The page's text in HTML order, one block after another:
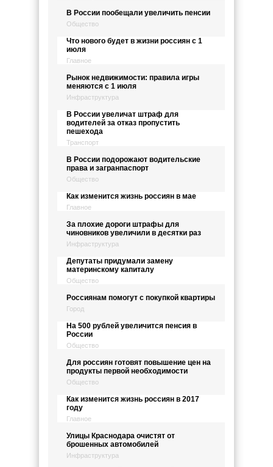
В России пообещали увеличить пенсии
Общество
Что нового будет в жизни россиян с 1
июля
Главное
Рынок недвижимости: правила игры
меняются с 1 июля
Инфраструктура
В России увеличат штраф для
водителей за отказ пропустить
пешехода
Транспорт
В России подорожают водительские
права и загранпаспорт
Общество
Как изменится жизнь россиян в мае
Главное
За плохие дороги штрафы для
чиновников увеличили в десятки раз
Инфраструктура
Депутаты придумали замену
материнскому капиталу
Общество
Россиянам помогут с покупкой квартиры
Город
На 500 рублей увеличится пенсия в
России
Общество
Для россиян готовят повышение цен на
продукты первой необходимости
Общество
Как изменится жизнь россиян в 2017
году
Главное
Улицы Краснодара очистят от
брошенных автомобилей
Инфраструктура